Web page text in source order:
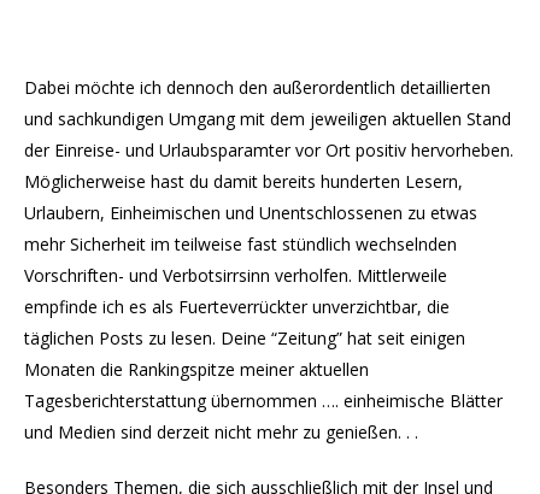
Dabei möchte ich dennoch den außerordentlich detaillierten
und sachkundigen Umgang mit dem jeweiligen aktuellen Stand
der Einreise- und Urlaubsparamter vor Ort positiv hervorheben.
Möglicherweise hast du damit bereits hunderten Lesern,
Urlaubern, Einheimischen und Unentschlossenen zu etwas
mehr Sicherheit im teilweise fast stündlich wechselnden
Vorschriften- und Verbotsirrsinn verholfen. Mittlerweile
empfinde ich es als Fuerteverrückter unverzichtbar, die
täglichen Posts zu lesen. Deine “Zeitung” hat seit einigen
Monaten die Rankingspitze meiner aktuellen
Tagesberichterstattung übernommen …. einheimische Blätter
und Medien sind derzeit nicht mehr zu genießen. . .
Besonders Themen, die sich ausschließlich mit der Insel und